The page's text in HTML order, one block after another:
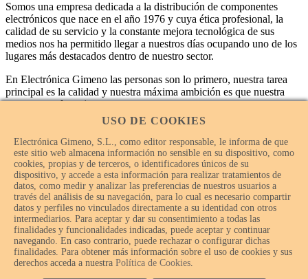
Somos una empresa dedicada a la distribución de componentes
electrónicos que nace en el año 1976 y cuya ética profesional, la
calidad de su servicio y la constante mejora tecnológica de sus
medios nos ha permitido llegar a nuestros días ocupando uno de los
lugares más destacados dentro de nuestro sector.
En Electrónica Gimeno las personas son lo primero, nuestra tarea
principal es la calidad y nuestra máxima ambición es que nuestra
empresa sea la mejor.
© Electrónica Gimeno 2018 – 2026 - Todos los derechos
USO DE COOKIES
Electrónica Gimeno, S.L., como editor responsable, le informa de que
este sitio web almacena información no sensible en su dispositivo, como
cookies, propias y de terceros, o identificadores únicos de su
dispositivo, y accede a esta información para realizar tratamientos de
datos, como medir y analizar las preferencias de nuestros usuarios a
través del análisis de su navegación, para lo cual es necesario compartir
datos y perfiles no vinculados directamente a su identidad con otros
intermediarios. Para aceptar y dar su consentimiento a todas las
finalidades y funcionalidades indicadas, puede aceptar y continuar
navegando. En caso contrario, puede rechazar o configurar dichas
finalidades. Para obtener más información sobre el uso de cookies y sus
derechos acceda a nuestra Política de Cookies.